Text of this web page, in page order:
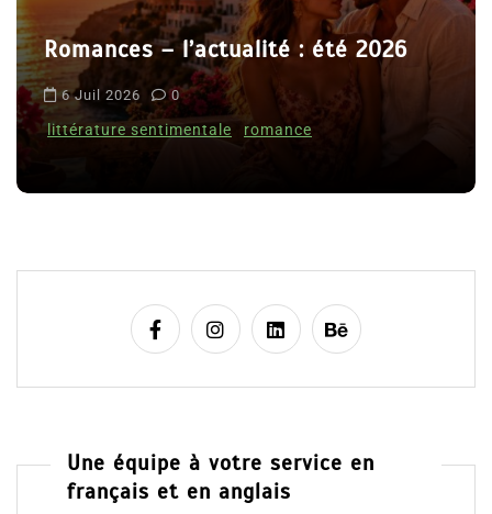
r
t
i
c
e
– l’actualité : été 2026
Juil 2026 0
sentimentale romance
Une équipe à votre service en
français et en anglais